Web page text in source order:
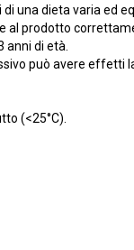
una dieta varia ed
al prodotto
anni di età.
può avere effetti
(<25°C).